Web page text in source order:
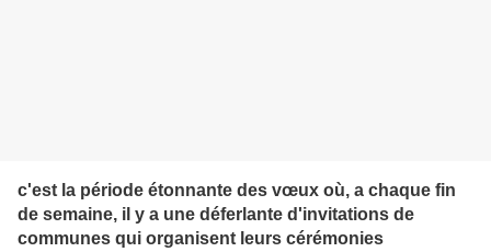
c'est la période étonnante des vœux où, a chaque fin
de semaine, il y a une déferlante d'invitations de
communes qui organisent leurs cérémonies